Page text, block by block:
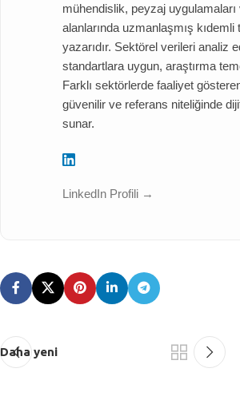
mühendislik, peyzaj uygulamaları
alanlarında uzmanlaşmış
yazarıdır. Sektörel verileri analiz
standartlara uygun, araştırma
Farklı sektörlerde faaliyet
güvenilir ve referans niteliğinde
sunar.
LinkedIn Profili →
Daha yeni